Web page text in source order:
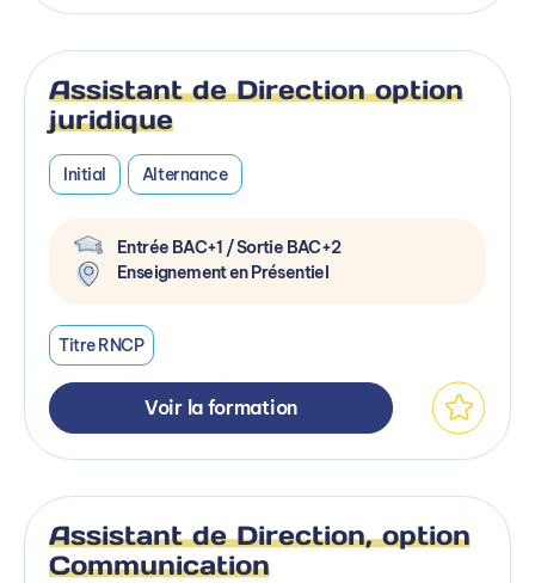
Assistant de Direction option
juridique
Initial Alternance
Entrée BAC+1 / Sortie BAC+2
Enseignement en Présentiel
Titre RNCP
Voir la formation
Assistant de Direction, option
Communication